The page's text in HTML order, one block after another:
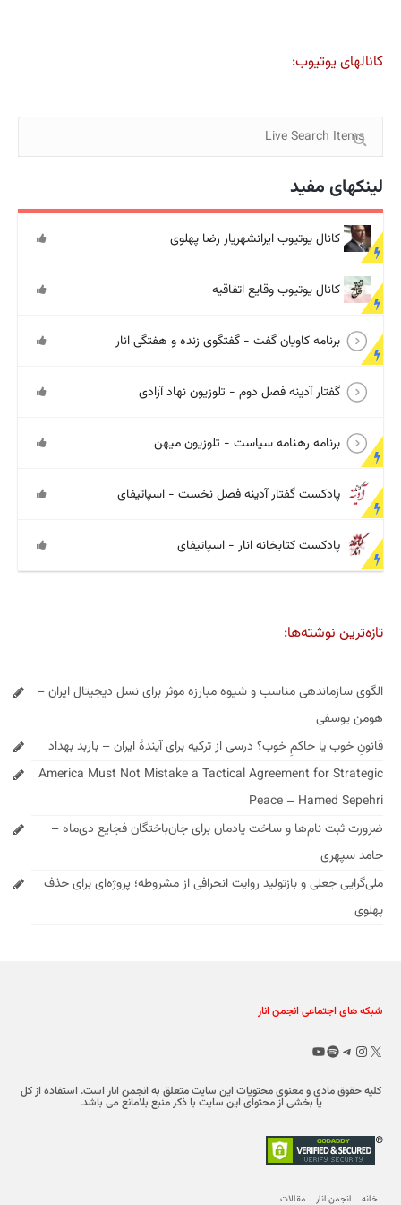
کانالهای یوتیوب:
لینکهای مفید
کانال یوتیوب ایرانشهریار رضا پهلوی
کانال یوتیوب وقایع اتفاقیه
برنامه کاویان گفت - گفتگوی زنده و هفتگی انار
گفتار آدینه فصل دوم - تلوزیون نهاد آزادی
برنامه رهنامه سیاست - تلوزیون میهن
پادکست گفتار آدینه فصل نخست - اسپاتیفای
پادکست کتابخانه انار - اسپاتیفای
تازه‌ترین نوشته‌ها:
الگوی سازماندهی مناسب و شیوه مبارزه موثر برای نسل دیجیتال ایران –
هومن یوسفی
قانونِ خوب یا حاکمِ خوب؟ درسی از ترکیه برای آیندهٔ ایران – باربد بهداد
America Must Not Mistake a Tactical Agreement for Strategic
Peace – Hamed Sepehri
ضرورت ثبت نام‌ها و ساخت یادمان برای جان‌باختگان فجایع دی‌ماه –
حامد سپهری
ملی‌گرایی جعلی و بازتولید روایت انحرافی از مشروطه؛ پروژه‌ای برای حذف
پهلوی
شبکه های اجتماعی انجمن انار
X اینستاگرم
تلگرام
اسپاتیفای
یوتیوب
کلیه حقوق مادی و معنوی محتویات این سایت متعلق به انجمن انار است. استفاده از کل
یا بخشی از محتوای این سایت با ذکر منبع بلامانع می باشد.
خانه انجمن انار مقالات